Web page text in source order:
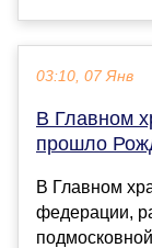
03:10, 07 Янв
В Главном
прошло
В Главном
федерации,